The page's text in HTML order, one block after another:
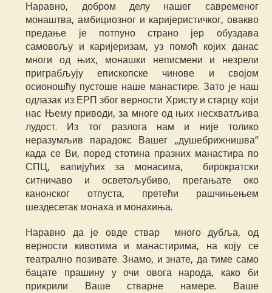
Наравно, добром делу нашег савременог
монаштва, амбициозног и каријеристичког, овакво
предање је потпуно страно јер обуздава
самовољу и каријеризам, уз помоћ којих данас
многи од њих, монашки неписмени и незрели
приграбљују епископске чинове и својом
осионошћу пустоше наше манастире. Зато је наш
одлазак из ЕРП због верности Христу и старцу који
нас Њему приводи, за многе од њих несхватљива
лудост. Из тог разлога нам и није толико
неразумљив парадокс Вашег „душебрижнишва“
када се Ви, поред стотина празних манастира по
СПЦ, вапијућих за монасима, бирократски
ситничаво и осветољубиво, прегањате око
канонског отпуста, претећи рашчињењем
шездесетак монаха и монахиња.
Наравно да је овде ствар много дубља, од
верности кивотима и манастирима, на коју се
театрално позивате. Знамо, и знате, да тиме само
бацате прашину у очи овога народа, како би
прикрили Ваше стварне намере. Ваше